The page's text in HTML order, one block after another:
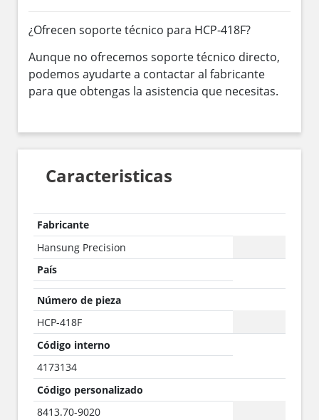
¿Ofrecen soporte técnico para HCP-418F?
Aunque no ofrecemos soporte técnico directo,
podemos ayudarte a contactar al fabricante
para que obtengas la asistencia que necesitas.
Caracteristicas
Fabricante
Hansung Precision
País
Número de pieza
HCP-418F
Código interno
4173134
Código personalizado
8413.70-9020